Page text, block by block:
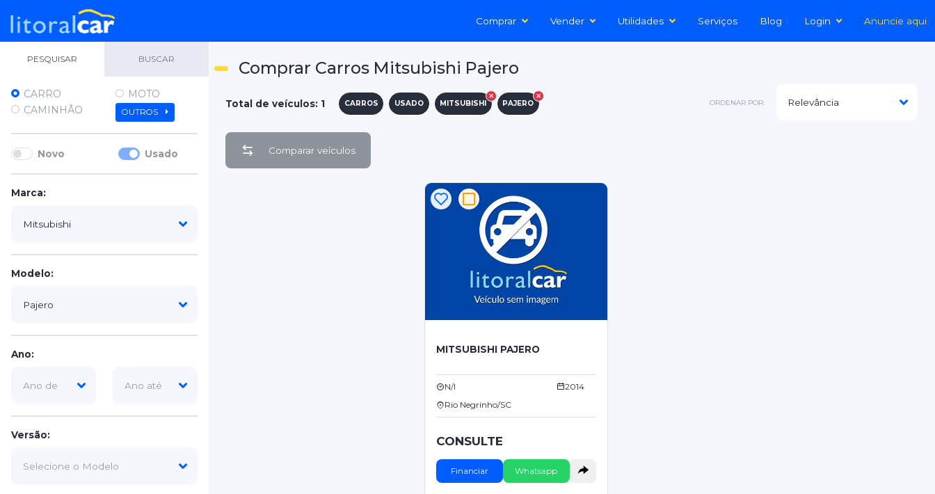
Comprar Vender Utilidades Serviços Blog Login Anuncie aqui
PESQUISAR BUSCAR
CARRO
MOTO
CAMINHÃO
OUTROS
Novo Usado
Marca:
Modelo:
Ano:
Versão:
Comprar Carros Mitsubishi Pajero
Total de veículos: 1 CARROS USADO MITSUBISHI PAJERO ORDENAR POR:
Comparar veículos
MITSUBISHI PAJERO
N/I
2014
Rio Negrinho/SC
CONSULTE
Financiar Whatsapp